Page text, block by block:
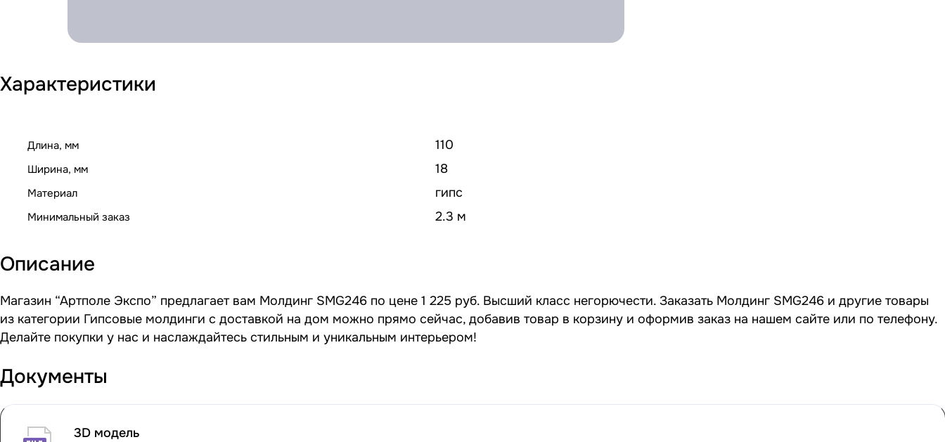
Характеристики
Длина, мм 110
Ширина, мм 18
Материал гипс
Минимальный заказ 2.3 м
Описание
Магазин “Артполе Экспо” предлагает вам Молдинг SMG246 по цене 1 225 руб. Высший класс негорючести. Заказать Молдинг SMG246 и другие товары
из категории Гипсовые молдинги с доставкой на дом можно прямо сейчас, добавив товар в корзину и оформив заказ на нашем сайте или по телефону.
Делайте покупки у нас и наслаждайтесь стильным и уникальным интерьером!
Документы
3D модель